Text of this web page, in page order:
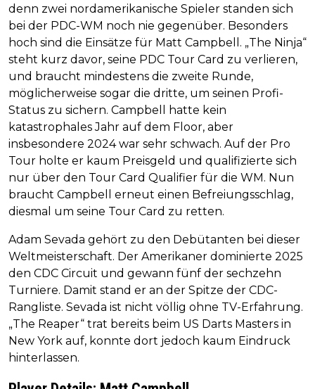
denn zwei nordamerikanische Spieler standen sich
bei der PDC-WM noch nie gegenüber. Besonders
hoch sind die Einsätze für Matt Campbell. „The Ninja“
steht kurz davor, seine PDC Tour Card zu verlieren,
und braucht mindestens die zweite Runde,
möglicherweise sogar die dritte, um seinen Profi-
Status zu sichern. Campbell hatte kein
katastrophales Jahr auf dem Floor, aber
insbesondere 2024 war sehr schwach. Auf der Pro
Tour holte er kaum Preisgeld und qualifizierte sich
nur über den Tour Card Qualifier für die WM. Nun
braucht Campbell erneut einen Befreiungsschlag,
diesmal um seine Tour Card zu retten.
Adam Sevada gehört zu den Debütanten bei dieser
Weltmeisterschaft. Der Amerikaner dominierte 2025
den CDC Circuit und gewann fünf der sechzehn
Turniere. Damit stand er an der Spitze der CDC-
Rangliste. Sevada ist nicht völlig ohne TV-Erfahrung.
„The Reaper“ trat bereits beim US Darts Masters in
New York auf, konnte dort jedoch kaum Eindruck
hinterlassen.